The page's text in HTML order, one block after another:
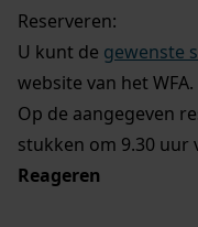
Reserveren:
U kunt de gewenste
website van het WFA.
Op de aangegeven
stukken om 9.30 uur
Reageren